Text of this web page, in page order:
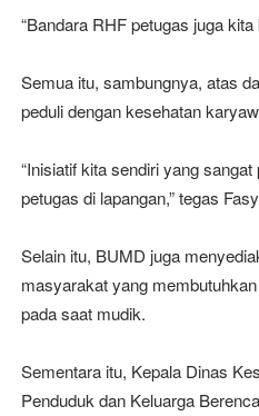
“Bandara RHF petugas juga
Semua itu, sambungnya, atas
peduli dengan kesehatan
“Inisiatif kita sendiri yang
petugas di lapangan,” tegas
Selain itu, BUMD juga
masyarakat yang
pada saat mudik.
Sementara itu, Kepala Dinas
Penduduk dan Keluarga